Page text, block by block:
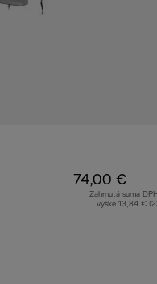
74,00 €
Zahrnutá suma
výške 13,84 €